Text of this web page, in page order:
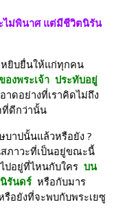
ไม่พินาศ แต่มีชีวิตนิรัน
หยิบยื่นให้แก่ทุกคน
องพระเจ้า  ประทับอยู่
อาดอย่างที่เราคิดไม่ถึง
ที่ดีกว่านั้น
าปนั้นแล้วหรือยัง ?
ภาวะที่เป็นอยู่ขณะนี้
ไปอยู่ที่ไหนกับใคร บน
รันดร์ หรือกับมาร
อยังที่จะพบกับพระเยซู